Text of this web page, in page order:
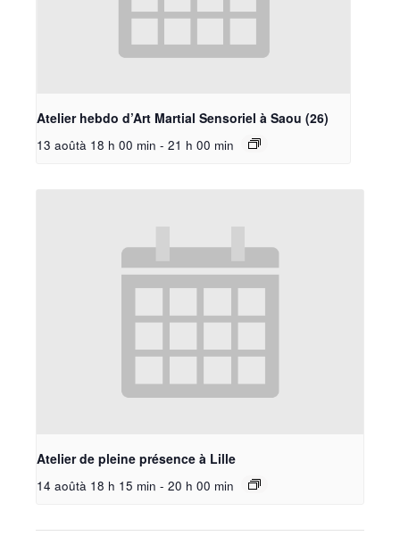
Atelier hebdo d’Art Martial Sensoriel à Saou (26)
13 aoûtà 18 h 00 min - 21 h 00 min
Atelier de pleine présence à Lille
14 aoûtà 18 h 15 min - 20 h 00 min